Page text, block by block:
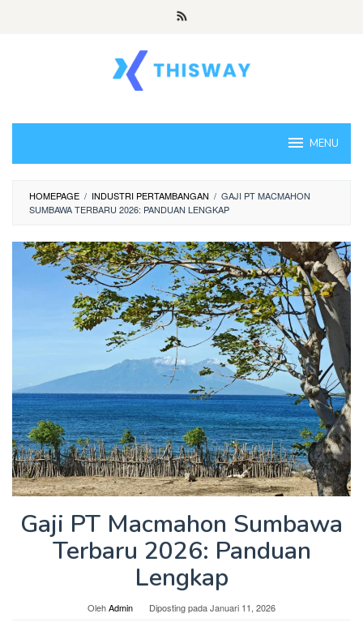
MENU
HOMEPAGE / INDUSTRI PERTAMBANGAN / GAJI PT MACMAHON
SUMBAWA TERBARU 2026: PANDUAN LENGKAP
Gaji PT Macmahon Sumbawa
Terbaru 2026: Panduan
Lengkap
OlehAdmin Diposting padaJanuari 11, 2026